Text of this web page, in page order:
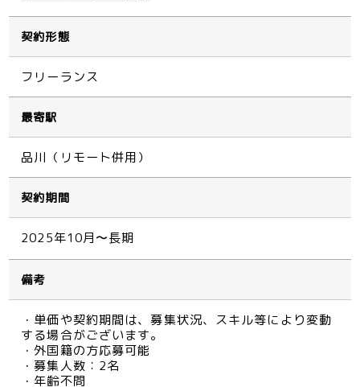
契約形態
フリーランス
最寄駅
品川（リモート併用）
契約期間
2025年10月〜長期
備考
・単価や契約期間は、募集状況、スキル等により変動
する場合がございます。
・外国籍の方応募可能
・募集人数：2名
・年齢不問